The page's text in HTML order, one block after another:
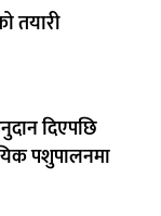
तयारी
दिएपछि
पशुपालनमा